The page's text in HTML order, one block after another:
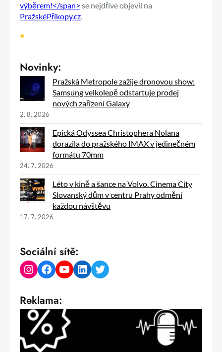
výběrem!</span> se nejdříve objevil na
PražskéPříkopy.cz.
•
Novinky:
Pražská Metropole zažije dronovou show:
Samsung velkolepě odstartuje prodej
nových zařízení Galaxy
2. 8. 2026
Epická Odyssea Christophera Nolana
dorazila do pražského IMAX v jedinečném
formátu 70mm
24. 7. 2026
Léto v kině a šance na Volvo. Cinema City
Slovanský dům v centru Prahy odmění
každou návštěvu
17. 7. 2026
Sociální sítě:
Instagram Facebook YouTube LinkedIn Twitter
Reklama: